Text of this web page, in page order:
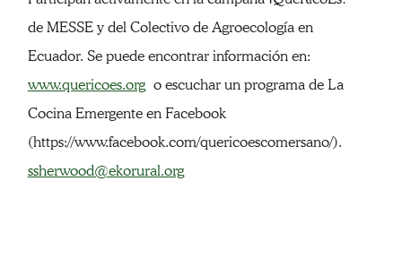
de MESSE y del Colectivo de Agroecología en
Ecuador. Se puede encontrar información en:
www.quericoes.orgo escuchar un programa de La
Cocina Emergente en Facebook
(https://www.facebook.com/quericoescomersano/).
ssherwood@ekorural.org